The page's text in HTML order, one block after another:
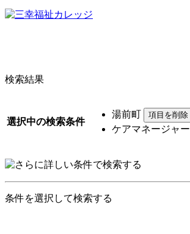
検索結果
選択中の検索条件
湯前町
ケアマネージャー
条件を選択して検索する